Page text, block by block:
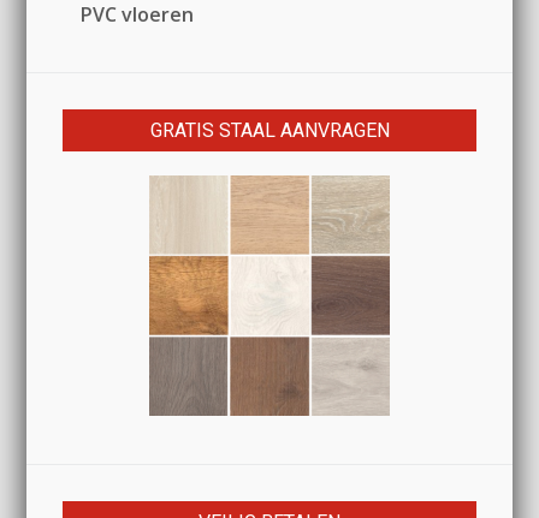
PVC vloeren
GRATIS STAAL AANVRAGEN